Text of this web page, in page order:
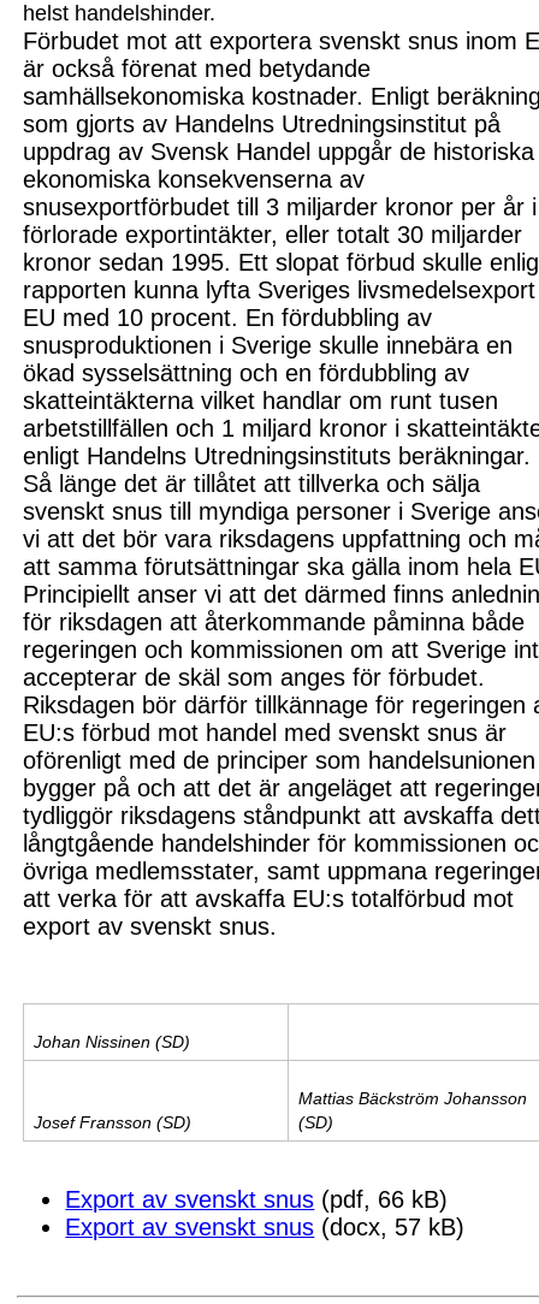
helst handelshinder.
Förbudet mot att exportera svenskt snus inom
är också förenat med betydande
samhällsekonomiska kostnader. Enligt berä
som gjorts av Handelns Utredningsinstitut på
uppdrag av Svensk Handel uppgår de historiska
ekonomiska konsekvenserna av
snusexportförbudet till 3 miljarder kronor per år i
förlorade exportintäkter, eller totalt 30 miljarder
kronor sedan 1995. Ett slopat förbud skulle
rapporten kunna lyfta Sveriges
EU med 10 procent. En fördubbling av
snusproduktionen i Sverige skulle innebära en
ökad sysselsättning och en fördubbling av
skatteintäkterna vilket handlar om runt tusen
arbetstillfällen och 1 miljard kronor i
enl igt Handelns Utredningsinstituts beräkningar.
Så länge det är tillåtet att tillverka och sälja
svenskt snus till myndiga personer i Sverige
vi att det bör vara riksdagens uppfattning och
att samma förutsättningar ska gälla inom hela
Principiellt anser vi att detdärmed finns
för riksdagen att återkommande påminna både
regeringen och kommissionen om att Sverige
accepterar de skäl som anges för förbudet.
Riksdagen bör därför tillkännage för regeringen
EU:s förbud mot handel med svenskt snus är
oförenligt med de principer som handelsunionen
bygger på och att det är angeläget att
tydliggör riksdagens ståndpunkt att avskaffa
långtgående handelshinder för kommissionen
övriga medlemsstater, samt uppmana
att verka för att avskaffa EU:s totalförbud mot
export av svenskt snus.
Johan Nissinen (SD)
Josef Fransson (SD)
Mattias Bäckström Johansson
(SD)
Export av svenskt snus (pdf, 66 kB)
Export av svenskt snus (docx, 57 kB)